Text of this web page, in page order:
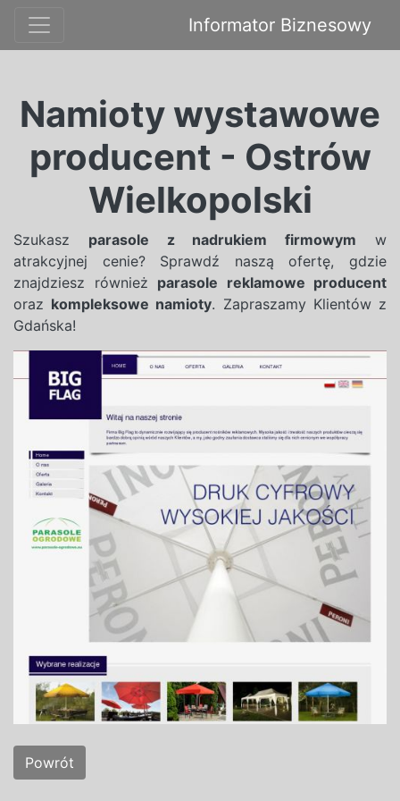
Informator Biznesowy
Namioty wystawowe
producent - Ostrów
Wielkopolski
Szukasz parasole z nadrukiem firmowym w
atrakcyjnej cenie? Sprawdź naszą ofertę, gdzie
znajdziesz również parasole reklamowe producent
oraz kompleksowe namioty. Zapraszamy Klientów z
Gdańska!
Powrót